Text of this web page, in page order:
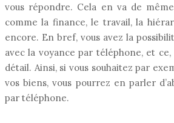
vous répondre. Cela en va de
comme la finance, le travail, la
encore. En bref, vous avez la
avec la voyance par téléphone, et
détail. Ainsi, si vous souhaitez par
vos biens, vous pourrez en parler
par téléphone.